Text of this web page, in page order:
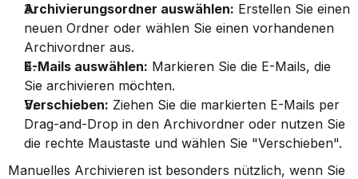
Archivierungsordner auswählen: Erstellen Sie einen
neuen Ordner oder wählen Sie einen vorhandenen
Archivordner aus.
E-Mails auswählen: Markieren Sie die E-Mails, die
Sie archivieren möchten.
Verschieben: Ziehen Sie die markierten E-Mails per
Drag-and-Drop in den Archivordner oder nutzen Sie
die rechte Maustaste und wählen Sie "Verschieben".
Manuelles Archivieren ist besonders nützlich, wenn Sie